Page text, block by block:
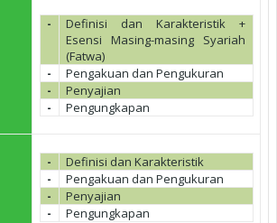
-
Definisi dan Karakteristik +
Esensi Masing-masing Syariah
(Fatwa)
-
Pengakuan dan Pengukuran
-
Penyajian
-
Pengungkapan
-
Definisi dan Karakteristik
-
Pengakuan dan Pengukuran
-
Penyajian
-
Pengungkapan